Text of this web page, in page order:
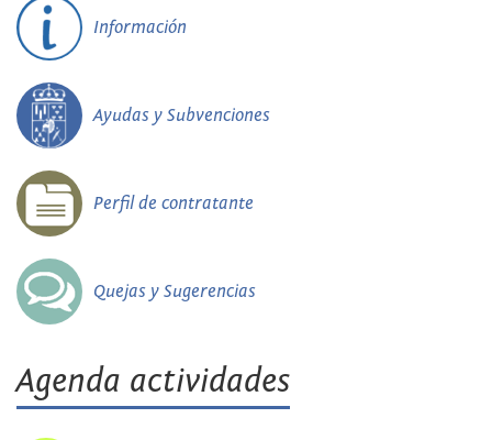
Información
Ayudas y Subvenciones
Perfil de contratante
Quejas y Sugerencias
Agenda actividades